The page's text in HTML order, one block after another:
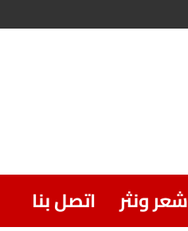
شعر ونثر
اتصل بنا